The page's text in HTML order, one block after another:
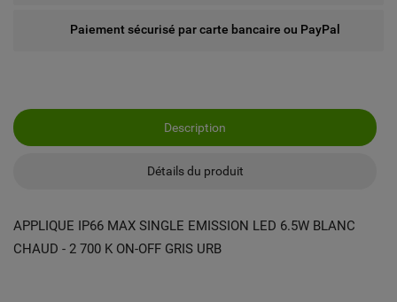
Paiement sécurisé par carte bancaire ou PayPal
Description
Détails du produit
APPLIQUE IP66 MAX SINGLE EMISSION LED 6.5W BLANC
CHAUD - 2 700 K ON-OFF GRIS URB